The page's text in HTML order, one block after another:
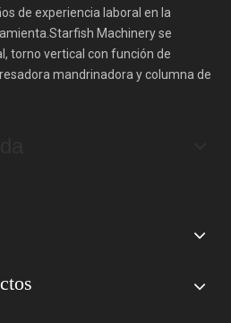
de experiencia laboral en la
Machinery se
torno vertical con función de
mandrinadora y columna de